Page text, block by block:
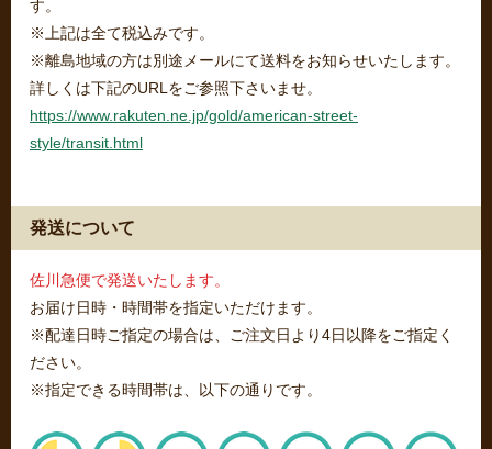
す。
※上記は全て税込みです。
※離島地域の方は別途メールにて送料をお知らせいたします。
詳しくは下記のURLをご参照下さいませ。
https://www.rakuten.ne.jp/gold/american-street-
style/transit.html
発送について
佐川急便で発送いたします。
お届け日時・時間帯を指定いただけます。
※配達日時ご指定の場合は、ご注文日より4日以降をご指定く
ださい。
※指定できる時間帯は、以下の通りです。